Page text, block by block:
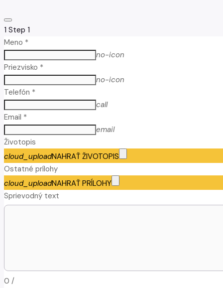
1 Step 1
Meno *
no-icon
Priezvisko *
no-icon
Telefón *
call
Email *
email
Životopis
cloud_uploadNAHRAŤ ŽIVOTOPIS
Ostatné prílohy
cloud_uploadNAHRAŤ PRÍLOHY
Sprievodný text
0 /